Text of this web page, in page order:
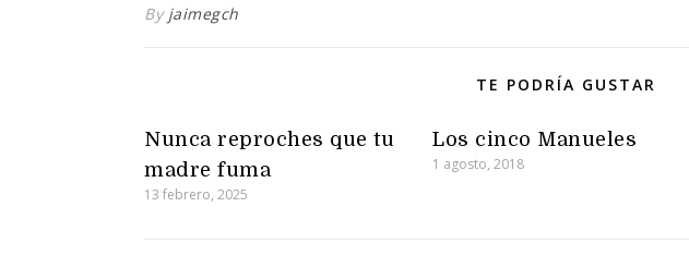
By jaimegch
TE PODRÍA GUSTAR
Nunca reproches que tu
madre fuma
13 febrero, 2025
Los cinco Manueles
1 agosto, 2018